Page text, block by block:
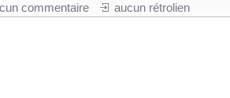
commentaire
aucun rétrolien